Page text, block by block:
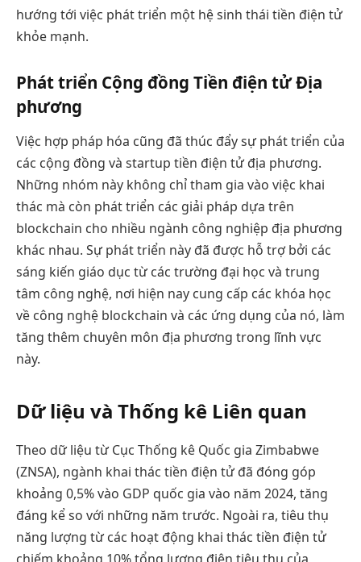
hướng tới việc phát triển một hệ sinh thái tiền điện tử
khỏe mạnh.
Phát triển Cộng đồng Tiền điện tử Địa
phương
Việc hợp pháp hóa cũng đã thúc đẩy sự phát triển của
các cộng đồng và startup tiền điện tử địa phương.
Những nhóm này không chỉ tham gia vào việc khai
thác mà còn phát triển các giải pháp dựa trên
blockchain cho nhiều ngành công nghiệp địa phương
khác nhau. Sự phát triển này đã được hỗ trợ bởi các
sáng kiến giáo dục từ các trường đại học và trung
tâm công nghệ, nơi hiện nay cung cấp các khóa học
về công nghệ blockchain và các ứng dụng của nó, làm
tăng thêm chuyên môn địa phương trong lĩnh vực
này.
Dữ liệu và Thống kê Liên quan
Theo dữ liệu từ Cục Thống kê Quốc gia Zimbabwe
(ZNSA), ngành khai thác tiền điện tử đã đóng góp
khoảng 0,5% vào GDP quốc gia vào năm 2024, tăng
đáng kể so với những năm trước. Ngoài ra, tiêu thụ
năng lượng từ các hoạt động khai thác tiền điện tử